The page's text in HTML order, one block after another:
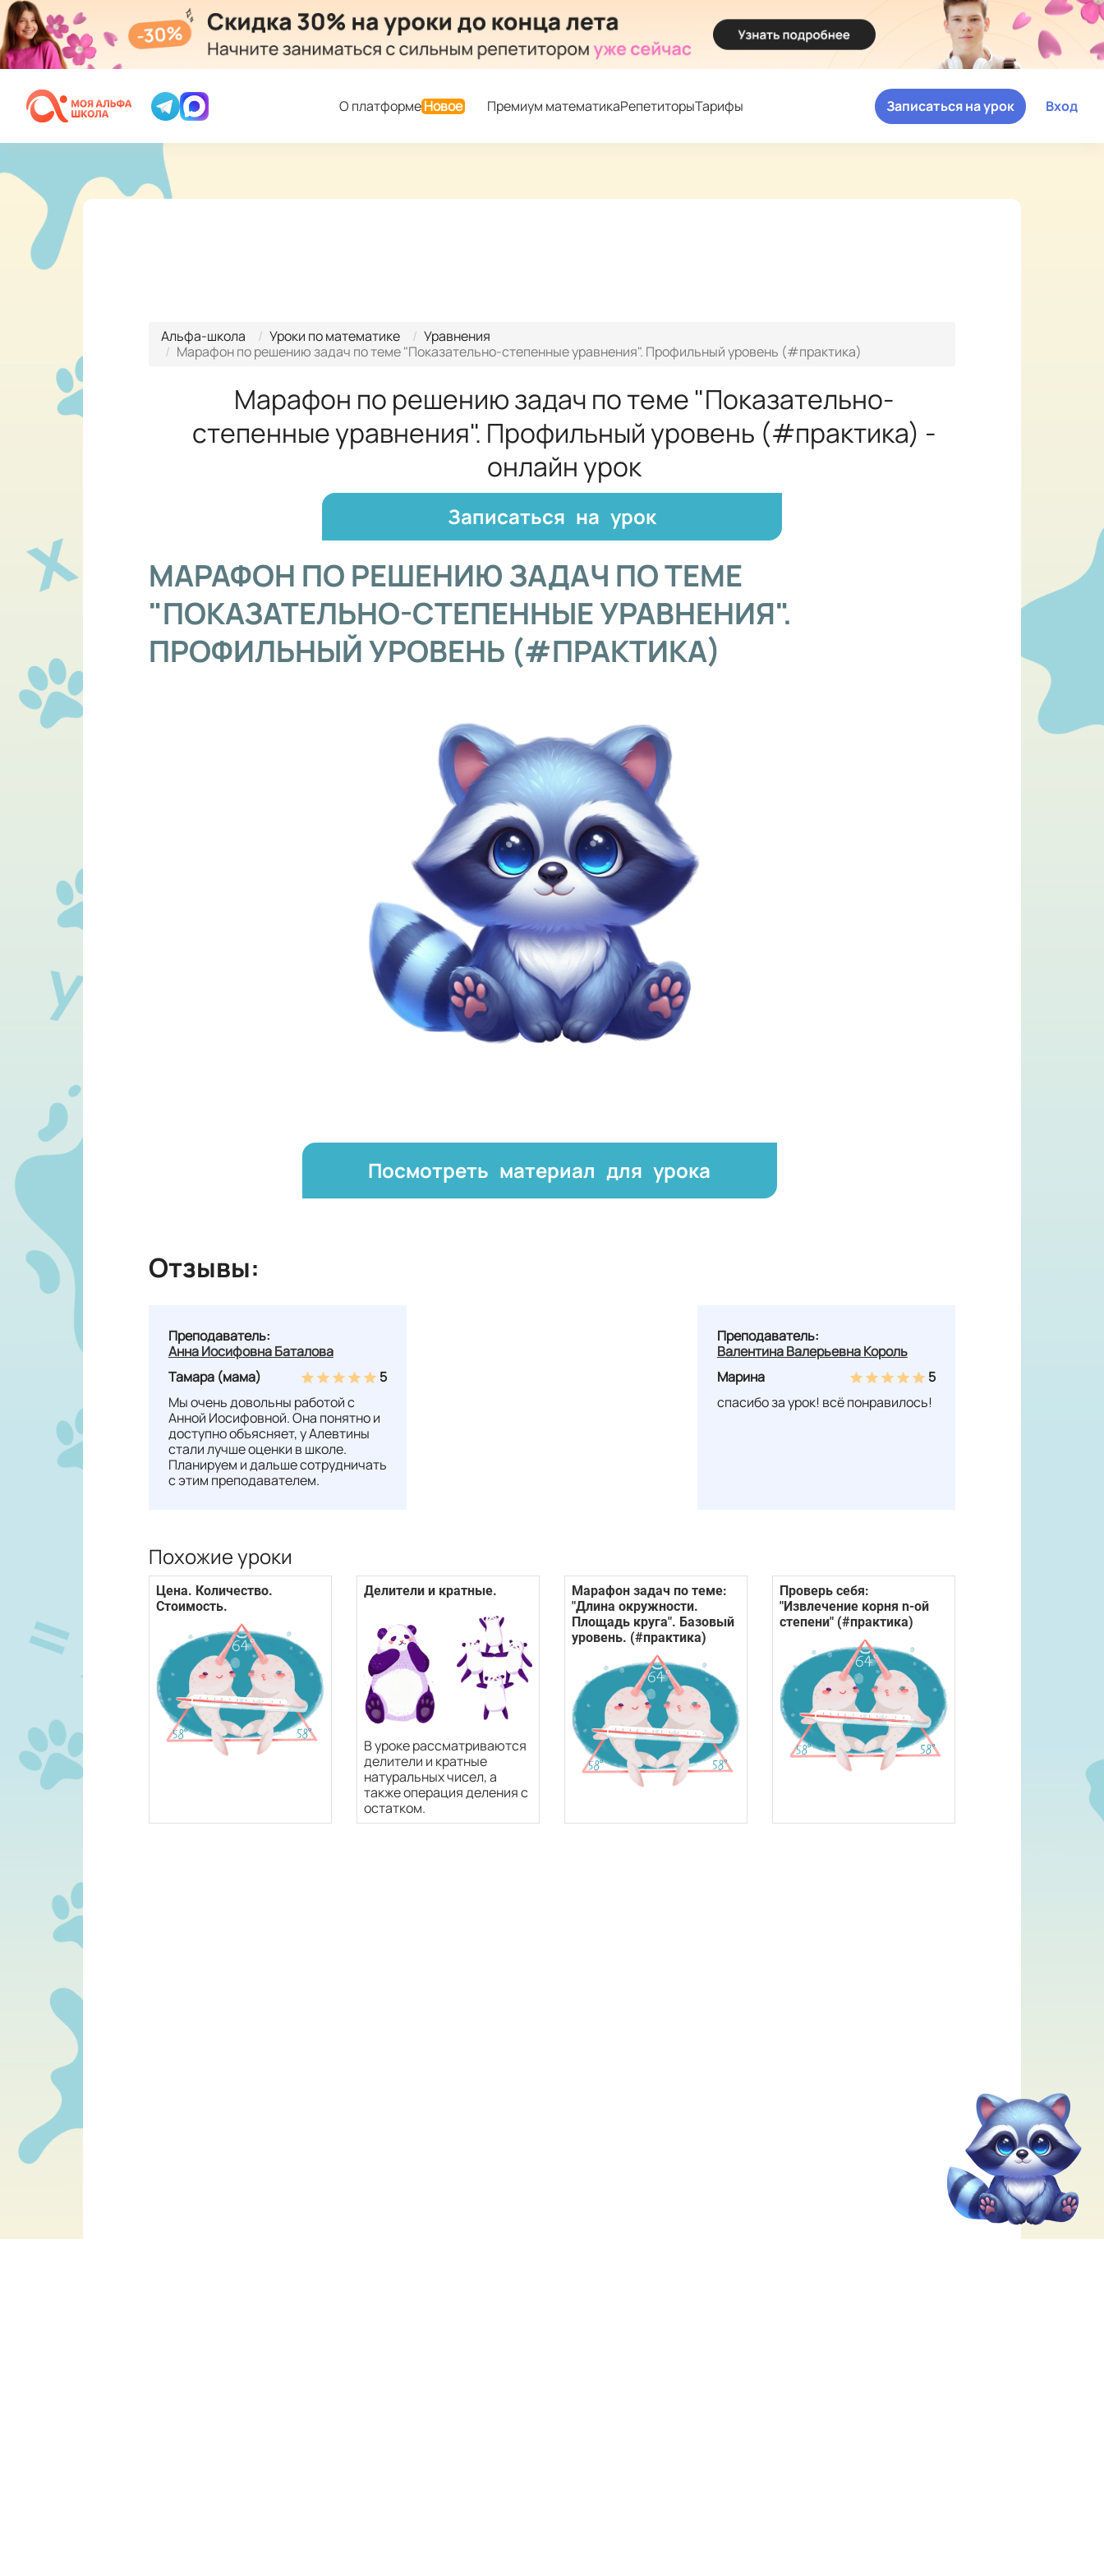
О платформеНовое Премиум математикаРепетиторыТарифы Вход
Записаться на урок
Альфа-школа Уроки по математике
Уравнения
Марафон по решению задач по теме "Показательно-степенные уравнения". Профильный уровень (#практика)
Марафон по решению задач по теме "Показательно-
степенные уравнения". Профильный уровень (#практика) -
онлайн урок
Записаться на урок
МАРАФОН ПО РЕШЕНИЮ ЗАДАЧ ПО ТЕМЕ
"ПОКАЗАТЕЛЬНО-СТЕПЕННЫЕ УРАВНЕНИЯ".
ПРОФИЛЬНЫЙ УРОВЕНЬ (#ПРАКТИКА)
Посмотреть материал для урока
Отзывы:
Преподаватель:
Анна Иосифовна Баталова
Тамара (мама)
5
Мы очень довольны работой с
Анной Иосифовной. Она понятно и
доступно объясняет, у Алевтины
стали лучше оценки в школе.
Планируем и дальше сотрудничать
с этим преподавателем.
Преподаватель:
Валентина Валерьевна Король
Марина
5
спасибо за урок! всё понравилось!
Похожие уроки
Цена. Количество.
Стоимость.
Делители и кратные.
В уроке рассматриваются
делители и кратные
натуральных чисел, а
также операция деления с
остатком.
Марафон задач по теме:
"Длина окружности.
Площадь круга". Базовый
уровень. (#практика)
Проверь себя:
"Извлечение корня n-ой
степени" (#практика)